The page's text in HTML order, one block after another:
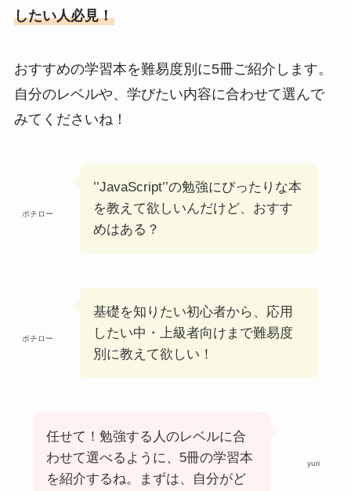
したい人必見！
おすすめの学習本を難易度別に5冊ご紹介します。
自分のレベルや、学びたい内容に合わせて選んで
みてくださいね！
ポチロー
’’JavaScript’’の勉強にぴったりな本
を教えて欲しいんだけど、おすす
めはある？
ポチロー
基礎を知りたい初心者から、応用
したい中・上級者向けまで難易度
別に教えて欲しい！
yuri
任せて！勉強する人のレベルに合
わせて選べるように、5冊の学習本
を紹介するね。まずは、自分がど